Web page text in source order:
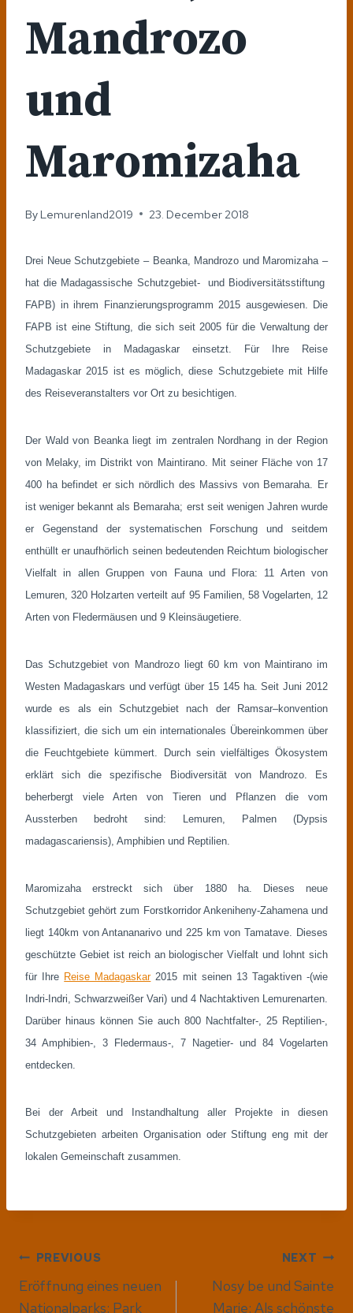
Mandrozo
und
Maromizaha
By Lemurenland2019 23. December 2018
Drei Neue Schutzgebiete – Beanka, Mandrozo und Maromizaha –
hat die Madagassische Schutzgebiet- und Biodiversitätsstiftung
FAPB) in ihrem Finanzierungsprogramm 2015 ausgewiesen. Die
FAPB ist eine Stiftung, die sich seit 2005 für die Verwaltung der
Schutzgebiete in Madagaskar einsetzt. Für Ihre Reise
Madagaskar 2015 ist es möglich, diese Schutzgebiete mit Hilfe
des Reiseveranstalters vor Ort zu besichtigen.
Der Wald von Beanka liegt im zentralen Nordhang in der Region
von Melaky, im Distrikt von Maintirano. Mit seiner Fläche von 17
400 ha befindet er sich nördlich des Massivs von Bemaraha. Er
ist weniger bekannt als Bemaraha; erst seit wenigen Jahren wurde
er Gegenstand der systematischen Forschung und seitdem
enthüllt er unaufhörlich seinen bedeutenden Reichtum biologischer
Vielfalt in allen Gruppen von Fauna und Flora: 11 Arten von
Lemuren, 320 Holzarten verteilt auf 95 Familien, 58 Vogelarten, 12
Arten von Fledermäusen und 9 Kleinsäugetiere.
Das Schutzgebiet von Mandrozo liegt 60 km von Maintirano im
Westen Madagaskars und verfügt über 15 145 ha. Seit Juni 2012
wurde es als ein Schutzgebiet nach der Ramsar–konvention
klassifiziert, die sich um ein internationales Übereinkommen über
die Feuchtgebiete kümmert. Durch sein vielfältiges Ökosystem
erklärt sich die spezifische Biodiversität von Mandrozo. Es
beherbergt viele Arten von Tieren und Pflanzen die vom
Aussterben bedroht sind: Lemuren, Palmen (Dypsis
madagascariensis), Amphibien und Reptilien.
Maromizaha erstreckt sich über 1880 ha. Dieses neue
Schutzgebiet gehört zum Forstkorridor Ankeniheny-Zahamena und
liegt 140km von Antananarivo und 225 km von Tamatave. Dieses
geschützte Gebiet ist reich an biologischer Vielfalt und lohnt sich
für Ihre Reise Madagaskar2015 mit seinen 13 Tagaktiven -(wie
Indri-Indri, Schwarzweißer Vari) und 4 Nachtaktiven Lemurenarten.
Darüber hinaus können Sie auch 800 Nachtfalter-, 25 Reptilien-,
34 Amphibien-, 3 Fledermaus-, 7 Nagetier- und 84 Vogelarten
entdecken.
Bei der Arbeit und Instandhaltung aller Projekte in diesen
Schutzgebieten arbeiten Organisation oder Stiftung eng mit der
lokalen Gemeinschaft zusammen.
Post
PREVIOUS
Eröffnung eines neuen
Nationalparks: Park
NEXT
Nosy be und Sainte
Marie: Als schönste